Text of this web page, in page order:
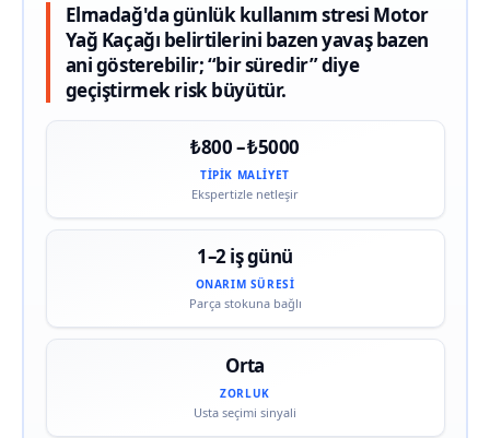
Elmadağ'da günlük kullanım stresi Motor
Yağ Kaçağı belirtilerini bazen yavaş bazen
ani gösterebilir; “bir süredir” diye
geçiştirmek risk büyütür.
₺800 – ₺5000
TIPIK MALIYET
Ekspertizle netleşir
1–2 iş günü
ONARIM SÜRESI
Parça stokuna bağlı
Orta
ZORLUK
Usta seçimi sinyali